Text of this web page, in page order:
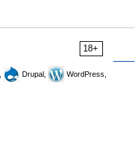
18+
Drupal,
WordPress,